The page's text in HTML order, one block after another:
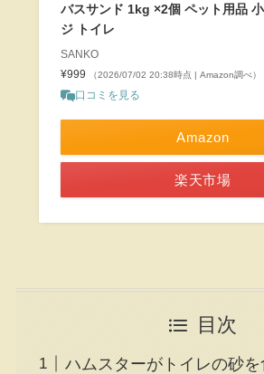
バスサンド 1kg ×2個 ペット用品
ジ トイレ
SANKO
¥999
（2026/07/02 20:38時点 | Amazon調べ）
口コミを見る
Amazon
楽天市場
目次
ハムスターがトイレの砂を